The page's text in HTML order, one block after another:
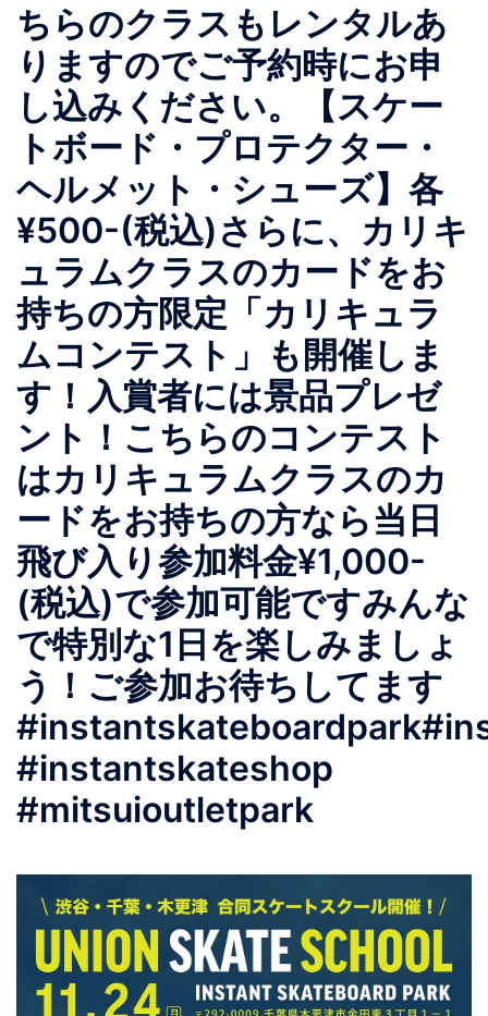
ちらのクラスもレンタルあ
りますのでご予約時にお申
し込みください。【スケー
トボード・プロテクター・
ヘルメット・シューズ】各
¥500-(税込)さらに、カリキ
ュラムクラスのカードをお
持ちの方限定「カリキュラ
ムコンテスト」も開催しま
す！入賞者には景品プレゼ
ント！こちらのコンテスト
はカリキュラムクラスのカ
ードをお持ちの方なら当日
飛び入り参加料金¥1,000-
(税込)で参加可能ですみんな
で特別な1日を楽しみましょ
う！ご参加お待ちしてます
#instantskateshop
#mitsuioutletpark